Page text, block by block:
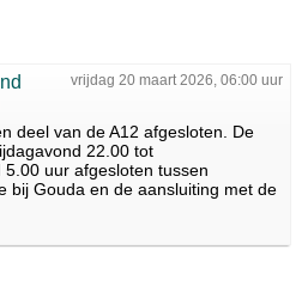
vrijdag 20 maart 2026, 06:00 uur
deel van de A12 afgesloten. De
22.00 tot
5.00 uur afgesloten tussen
bij Gouda en de aansluiting met de